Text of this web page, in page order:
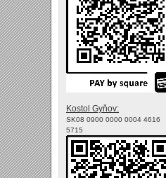
Kostol Gyňov:
SK08 0900 0000 0004 4616
5715